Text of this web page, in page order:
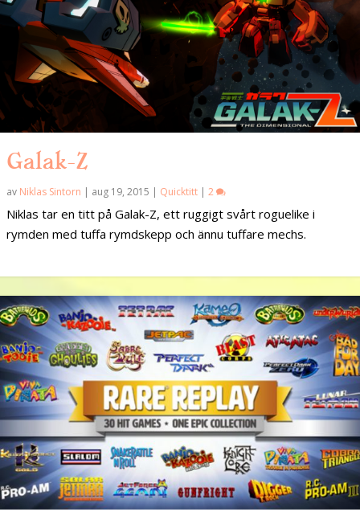
Galak-Z
av Niklas Sintorn | aug 19, 2015 | Quicktitt | 2
Niklas tar en titt på Galak-Z, ett ruggigt svårt roguelike i
rymden med tuffa rymdskepp och ännu tuffare mechs.